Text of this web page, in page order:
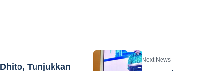
Tunjukkan
Next News